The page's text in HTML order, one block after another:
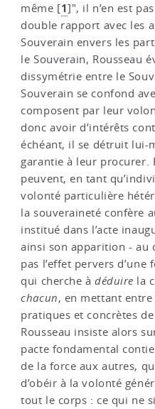
même [1]", il n’en est
double rapport avec les
Souverain envers les
le Souverain, Rousseau
dissymétrie entre le
Souverain se confond
composent par leur
donc avoir d’intérêts
échéant, il se détruit lui-
garantie à leur procurer.
peuvent, en tant
volonté particulière
la souveraineté confère
institué dans l’acte
ainsi son apparition - au
pas l’effet pervers d’une
qui cherche àdéduire la
chacun, en mettant
pratiques et concrètes
Rousseau insiste alors
pacte fondamental
de la force aux autres,
d’obéir à la volonté
tout le corps : ce qui ne